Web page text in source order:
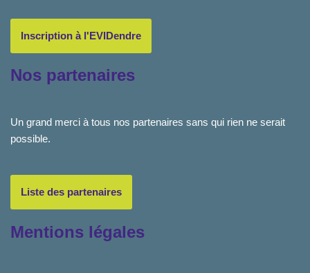
Inscription à l'EVIDendre
Nos partenaires
Un grand merci à tous nos partenaires sans qui rien ne serait
possible.
Liste des partenaires
Mentions légales